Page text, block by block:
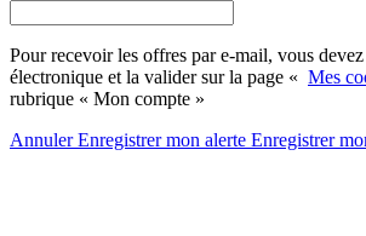
Pour recevoir les offres par e-mail, vous
électronique et la valider sur la page « Mes
rubrique « Mon compte »
AnnulerEnregistrer mon alerte Enregistrer